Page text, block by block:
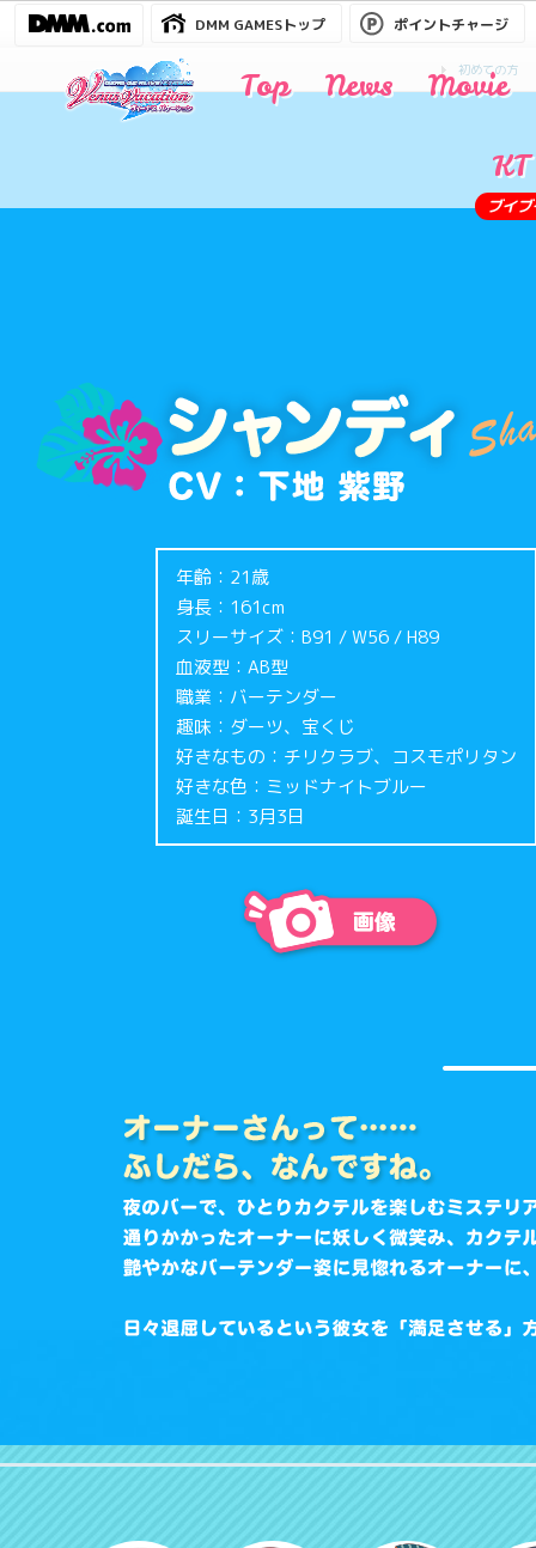
DMM GAMESトップ ポイントチャージ
初めての方
Top News Movie
年齢：21歳
身長：161cm
スリーサイズ：B91 / W56 / H89
血液型：AB型
職業：バーテンダー
趣味：ダーツ、宝くじ
好きなもの：チリクラブ、コスモポリタン
好きな色：ミッドナイトブルー
誕生日：3月3日